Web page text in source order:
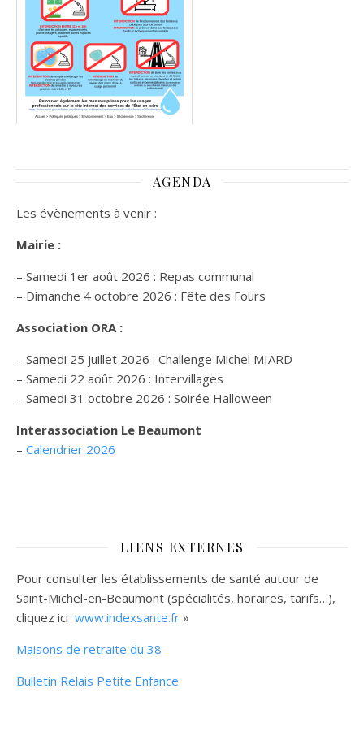
AGENDA
Les évènements à venir :
Mairie :
– Samedi 1er août 2026 : Repas communal
– Dimanche 4 octobre 2026 : Fête des Fours
Association ORA :
– Samedi 25 juillet 2026 : Challenge Michel MIARD
– Samedi 22 août 2026 : Intervillages
– Samedi 31 octobre 2026 : Soirée Halloween
Interassociation Le Beaumont
– Calendrier 2026
LIENS EXTERNES
Pour consulter les établissements de santé autour de
Saint-Michel-en-Beaumont (spécialités, horaires, tarifs…),
cliquez ici www.indexsante.fr »
Maisons de retraite du 38
Bulletin Relais Petite Enfance